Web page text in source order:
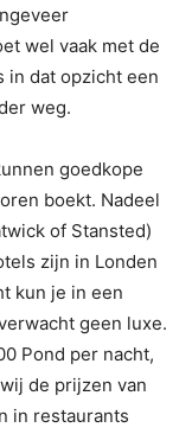
wel vaak met de
in dat opzicht een
weg.
goedkope
boekt. Nadeel
of Stansted)
zijn in Londen
kun je in een
geen luxe.
Pond per nacht,
de prijzen van
in restaurants